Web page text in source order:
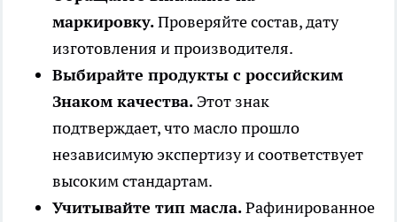
маркировку.Проверяйте состав, дату
изготовления и производителя.
Выбирайте продукты с российским
Знаком качества. Этот знак
подтверждает, что масло прошло
независимую экспертизу и соответствует
высоким стандартам.
Учитывайте тип масла.Рафинированное